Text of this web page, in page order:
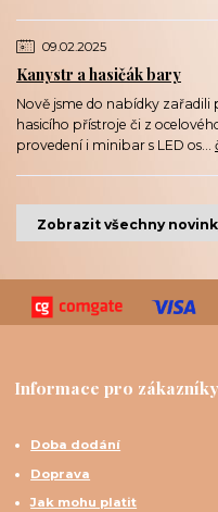
09.02.2025
Kanystr a hasičák bary
Nově jsme do nabídky
hasicího přístroje či z
provedení i minibar s LED os...
Zobrazit všechny
Informace pro zákazníky
Doba dodání
Doprava
Jak mohu platit